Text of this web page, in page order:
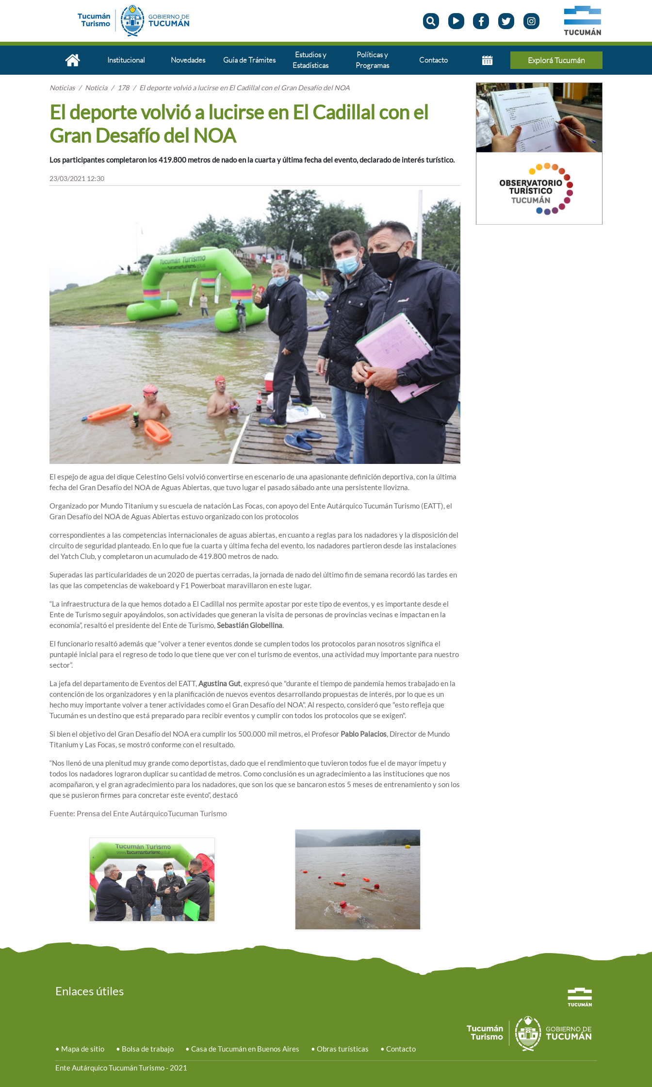
Institucional Novedades Guía de Trámites
Estudios y
Estadísticas
Políticas y
Programas
Contacto Explorá Tucumán
Noticias Noticia 178 El deporte volvió a lucirse en El Cadillal con el Gran Desafío del NOA
El deporte volvió a lucirse en El Cadillal con el
Gran Desafío del NOA
Los participantes completaron los 419.800 metros de nado en la cuarta y última fecha del evento, declarado de interés turístico.
23/03/2021 12:30
El espejo de agua del dique Celestino Gelsi volvió convertirse en escenario de una apasionante definición deportiva, con la última
fecha del Gran Desafío del NOA de Aguas Abiertas, que tuvo lugar el pasado sábado ante una persistente llovizna.
Organizado por Mundo Titanium y su escuela de natación Las Focas, con apoyo del Ente Autárquico Tucumán Turismo (EATT), el
Gran Desafío del NOA de Aguas Abiertas estuvo organizado con los protocolos
correspondientes a las competencias internacionales de aguas abiertas, en cuanto a reglas para los nadadores y la disposición del
circuito de seguridad planteado. En lo que fue la cuarta y última fecha del evento, los nadadores partieron desde las instalaciones
del Yatch Club, y completaron un acumulado de 419.800 metros de nado.
Superadas las particularidades de un 2020 de puertas cerradas, la jornada de nado del último fin de semana recordó las tardes en
las que las competencias de wakeboard y F1 Powerboat maravillaron en este lugar.
“La infraestructura de la que hemos dotado a El Cadillal nos permite apostar por este tipo de eventos, y es importante desde el
Ente de Turismo seguir apoyándolos, son actividades que generan la visita de personas de provincias vecinas e impactan en la
economía”, resaltó el presidente del Ente de Turismo,Sebastián Giobellina.
El funcionario resaltó además que “volver a tener eventos donde se cumplen todos los protocolos paran nosotros significa el
puntapié inicial para el regreso de todo lo que tiene que ver con el turismo de eventos, una actividad muy importante para nuestro
sector”.
La jefa del departamento de Eventos del EATT,Agustina Gut, expresó que "durante el tiempo de pandemia hemos trabajado en la
contención de los organizadores y en la planificación de nuevos eventos desarrollando propuestas de interés, por lo que es un
hecho muy importante volver a tener actividades como el Gran Desafío del NOA". Al respecto, consideró que "esto refleja que
Tucumán es un destino que está preparado para recibir eventos y cumplir con todos los protocolos que se exigen".
Si bien el objetivo del Gran Desafío del NOA era cumplir los 500.000 mil metros, el Profesor Pablo Palacios, Director de Mundo
Titanium y Las Focas, se mostró conforme con el resultado.
“Nos llenó de una plenitud muy grande como deportistas, dado que el rendimiento que tuvieron todos fue el de mayor ímpetu y
todos los nadadores lograron duplicar su cantidad de metros. Como conclusión es un agradecimiento a las instituciones que nos
acompañaron, y el gran agradecimiento para los nadadores, que son los que se bancaron estos 5 meses de entrenamiento y son los
que se pusieron firmes para concretar este evento”, destacó
Fuente: Prensa del Ente AutárquicoTucuman Turismo
Enlaces útiles
• Mapa de sitio • Bolsa de trabajo • Casa de Tucumán en Buenos Aires • Obras turísticas • Contacto
Ente Autárquico Tucumán Turismo - 2021